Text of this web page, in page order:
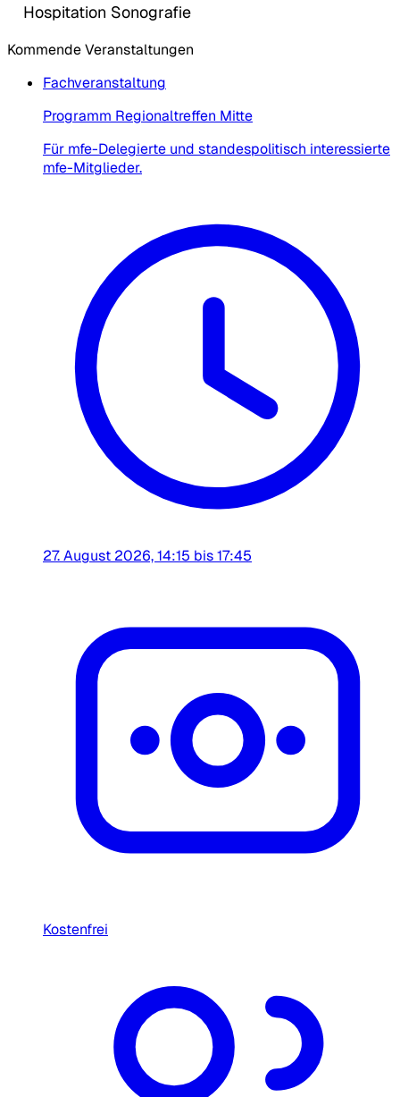
Hospitation Sonografie
Kommende Veranstaltungen
Fachveranstaltung
Programm Regionaltreffen Mitte
Für mfe-Delegierte und standespolitisch interessierte
mfe-Mitglieder.
27. August 2026, 14:15 bis 17:45
Kostenfrei